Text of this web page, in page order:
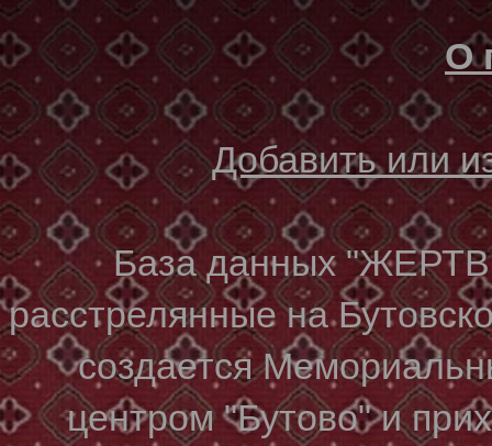
О
Добавить или
База данных
расстрелянные на
создается
центром "Бутово" и